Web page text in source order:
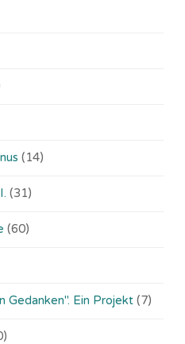
(14)
(31)
(60)
Gedanken". Ein Projekt (7)